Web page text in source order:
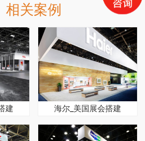
相关案例
建 海尔_美国展会搭建